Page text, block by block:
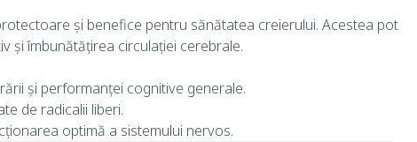
și benefice pentru sănătatea creierului. Acestea pot
și îmbunătățirea circulației cerebrale.
și performanței cognitive generale.
de radicalii liberi.
optimă a sistemului nervos.